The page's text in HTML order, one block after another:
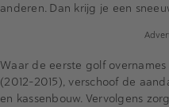
anderen. Dan krijg je een
Waar de eerste golf
(2012–2015), verschoof de
en kassenbouw. Vervolgens